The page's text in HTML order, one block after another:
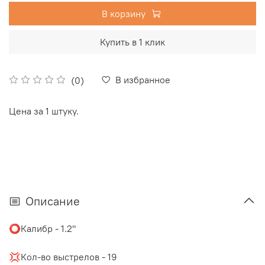
(0) В избранное
В корзину
Купить в 1 клик
Цена за 1 штуку.
Описание
⭕️Калибр - 1.2"
💢Кол-во выстрелов - 19